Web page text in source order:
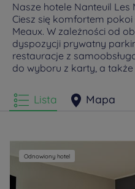
Nasze hotele Nanteuil Les
Ciesz się komfortem
Meaux. W zależności od
dyspozycji prywatny
restauracje z
do wyboru z karty, a
Lista Mapa
Odnowiony hotel